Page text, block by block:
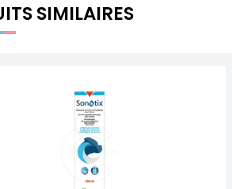
SIMILAIRES